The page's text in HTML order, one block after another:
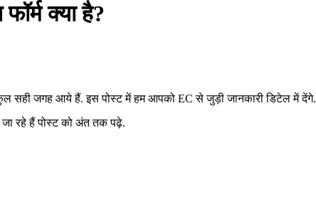
क्या है?
सही जगह आये हैं. इस पोस्ट में हम आपको EC से जुड़ी जानकारी डिटेल में देंगे.
जा रहे हैं पोस्ट को अंत तक पढ़े.